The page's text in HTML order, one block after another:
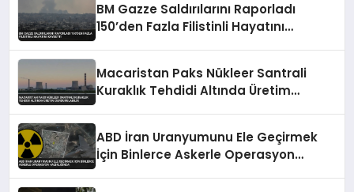
BM Gazze Saldırılarını Raporladı
150’den Fazla Filistinli Hayatını
Macaristan Paks Nükleer Santrali
Kuraklık Tehdidi Altında Üretim
ABD İran Uranyumunu Ele Geçirmek
İçin Binlerce Askerle Operasyon